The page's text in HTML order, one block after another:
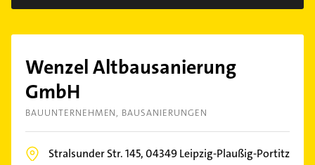
Wenzel Altbausanierung
GmbH
BAUUNTERNEHMEN BAUSANIERUNGEN
Stralsunder Str. 145,04349Leipzig-Plaußig-Portitz